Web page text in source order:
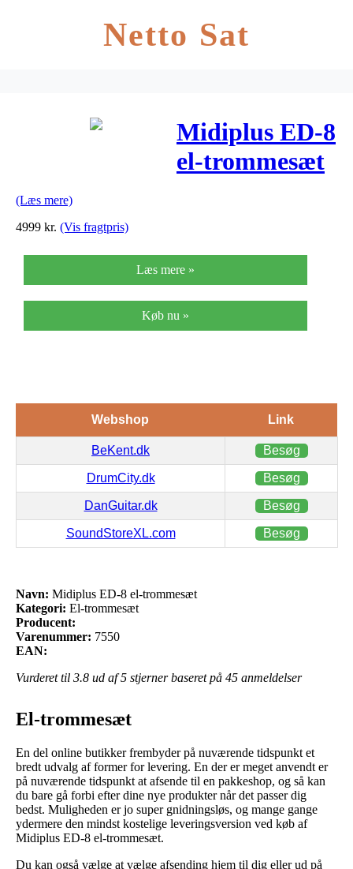
Netto Sat
Midiplus ED-8
el-trommesæt
(Læs mere)
4999 kr. (Vis fragtpris)
Læs mere »
Køb nu »
Webshop Link
BeKent.dk Besøg
DrumCity.dk Besøg
DanGuitar.dk Besøg
SoundStoreXL.com Besøg
Navn: Midiplus ED-8 el-trommesæt
Kategori: El-trommesæt
Producent:
Varenummer: 7550
EAN:
Vurderet til 3.8 ud af 5 stjerner baseret på 45 anmeldelser
El-trommesæt
En del online butikker frembyder på nuværende tidspunkt et
bredt udvalg af former for levering. En der er meget anvendt er
på nuværende tidspunkt at afsende til en pakkeshop, og så kan
du bare gå forbi efter dine nye produkter når det passer dig
bedst. Muligheden er jo super gnidningsløs, og mange gange
ydermere den mindst kostelige leveringsversion ved køb af
Midiplus ED-8 el-trommesæt.
Du kan også vælge at vælge afsending hjem til dig eller ud på